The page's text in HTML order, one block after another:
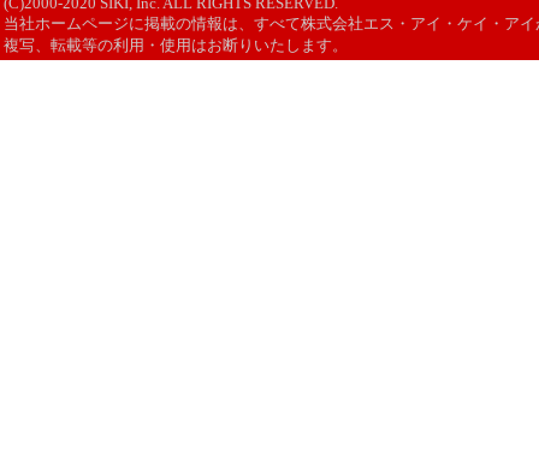
当社ホームページに掲載の情報は、すべて株式会社エス・アイ・ケイ・ア
複写、転載等の利用・使用はお断りいたします。